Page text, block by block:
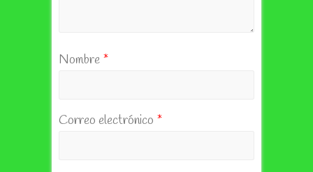
Nombre *
Correo electrónico *